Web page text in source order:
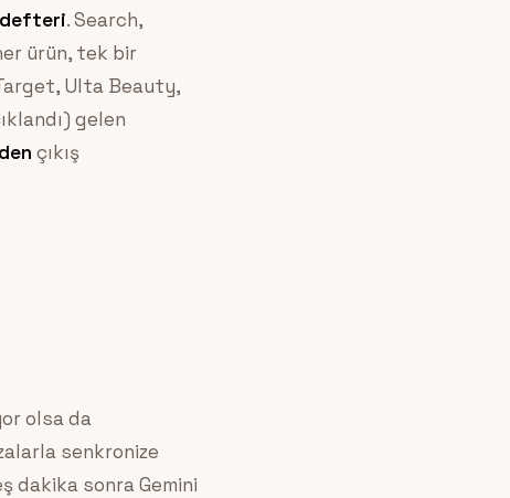
defteri. Search,
ürün, tek bir
Ulta Beauty,
gelen
çıkış
olsa da
senkronize
dakika sonra Gemini